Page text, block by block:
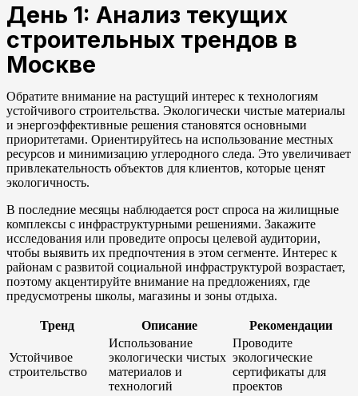
День 1: Анализ текущих
строительных трендов в
Москве
Обратите внимание на растущий интерес к технологиям
устойчивого строительства. Экологически чистые материалы
и энергоэффективные решения становятся основными
приоритетами. Ориентируйтесь на использование местных
ресурсов и минимизацию углеродного следа. Это увеличивает
привлекательность объектов для клиентов, которые ценят
экологичность.
В последние месяцы наблюдается рост спроса на жилищные
комплексы с инфраструктурными решениями. Закажите
исследования или проведите опросы целевой аудитории,
чтобы выявить их предпочтения в этом сегменте. Интерес к
районам с развитой социальной инфраструктурой возрастает,
поэтому акцентируйте внимание на предложениях, где
предусмотрены школы, магазины и зоны отдыха.
Тренд Описание Рекомендации
Устойчивое
строительство
Использование
экологически чистых
материалов и
технологий
Проводите
экологические
сертификаты для
проектов